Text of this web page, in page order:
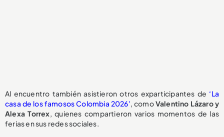
Al encuentro también asistieron otros exparticipantes de ‘La
casa de los famosos Colombia 2026’, comoValentino Lázaro y
Alexa Torrex, quienes compartieron varios momentos de las
ferias en sus redes sociales.